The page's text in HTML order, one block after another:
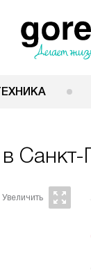
в Санкт-